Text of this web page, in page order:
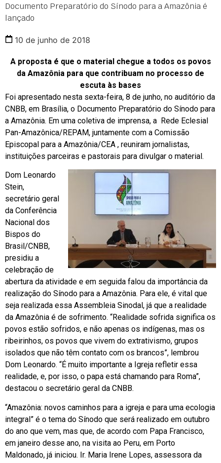
Documento Preparatório do Sínodo para a Amazônia é
lançado
10 de junho de 2018
A proposta é que o material chegue a todos os povos
da Amazônia para que contribuam no processo de
escuta às bases
Foi apresentado nesta sexta-feira, 8 de junho, no auditório da
CNBB, em Brasília, o Documento Preparatório do Sínodo para
a Amazônia. Em uma coletiva de imprensa, a Rede Eclesial
Pan-Amazônica/REPAM, juntamente com a Comissão
Episcopal para a Amazônia/CEA , reuniram jornalistas,
instituições parceiras e pastorais para divulgar o material.
Dom Leonardo
Stein,
secretário geral
da Conferência
Nacional dos
Bispos do
Brasil/CNBB,
presidiu a
celebração de
abertura da atividade e em seguida falou da importância da
realização do Sínodo para a Amazônia. Para ele, é vital que
seja realizada essa Assembleia Sinodal, já que a realidade
da Amazônia é de sofrimento. “Realidade sofrida significa os
povos estão sofridos, e não apenas os indígenas, mas os
ribeirinhos, os povos que vivem do extrativismo, grupos
isolados que não têm contato com os brancos”, lembrou
Dom Leonardo. “É muito importante a Igreja refletir essa
realidade, e, por isso, o papa está chamando para Roma”,
destacou o secretário geral da CNBB.
“Amazônia: novos caminhos para a igreja e para uma ecologia
integral” é o tema do Sínodo que será realizado em outubro
do ano que vem, mas que, de acordo com Papa Francisco,
em janeiro desse ano, na visita ao Peru, em Porto
Maldonado, já iniciou. Ir. Maria Irene Lopes, assessora da